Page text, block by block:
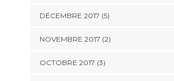
DÉCEMBRE 2017 (5)
NOVEMBRE 2017 (2)
OCTOBRE 2017 (3)